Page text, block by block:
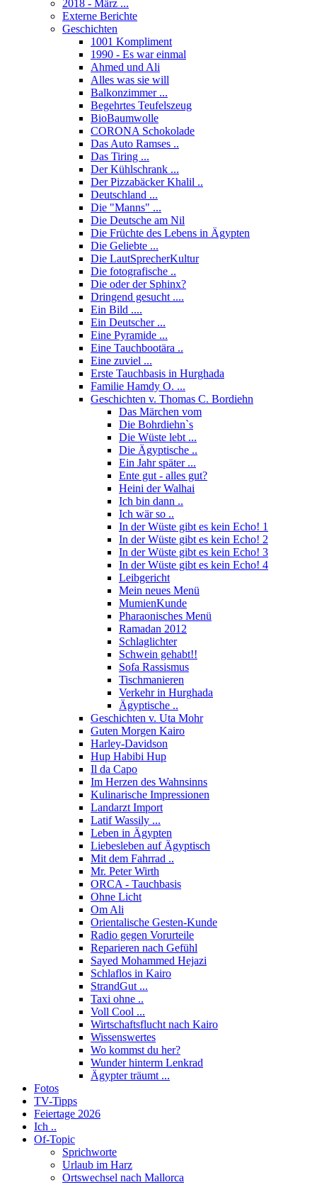
2018 - März ...
Externe Berichte
Geschichten
1001 Kompliment
1990 - Es war einmal
Ahmed und Ali
Alles was sie will
Balkonzimmer ...
Begehrtes Teufelszeug
BioBaumwolle
CORONA Schokolade
Das Auto Ramses ..
Das Tiring ...
Der Kühlschrank ...
Der Pizzabäcker Khalil ..
Deutschland ...
Die "Manns" ...
Die Deutsche am Nil
Die Früchte des Lebens in Ägypten
Die Geliebte ...
Die LautSprecherKultur
Die fotografische ..
Die oder der Sphinx?
Dringend gesucht ....
Ein Bild ....
Ein Deutscher ...
Eine Pyramide ...
Eine Tauchbootära ..
Eine zuviel ...
Erste Tauchbasis in Hurghada
Familie Hamdy O. ...
Geschichten v. Thomas C. Bordiehn
Das Märchen vom
Die Bohrdiehn`s
Die Wüste lebt ...
Die Ägyptische ..
Ein Jahr später ...
Ente gut - alles gut?
Heini der Walhai
Ich bin dann ..
Ich wär so ..
In der Wüste gibt es kein Echo! 1
In der Wüste gibt es kein Echo! 2
In der Wüste gibt es kein Echo! 3
In der Wüste gibt es kein Echo! 4
Leibgericht
Mein neues Menü
MumienKunde
Pharaonisches Menü
Ramadan 2012
Schlaglichter
Schwein gehabt!!
Sofa Rassismus
Tischmanieren
Verkehr in Hurghada
Ägyptische ..
Geschichten v. Uta Mohr
Guten Morgen Kairo
Harley-Davidson
Hup Habibi Hup
Il da Capo
Im Herzen des Wahnsinns
Kulinarische Impressionen
Landarzt Import
Latif Wassily ...
Leben in Ägypten
Liebesleben auf Ägyptisch
Mit dem Fahrrad ..
Mr. Peter Wirth
ORCA - Tauchbasis
Ohne Licht
Om Ali
Orientalische Gesten-Kunde
Radio gegen Vorurteile
Reparieren nach Gefühl
Sayed Mohammed Hejazi
Schlaflos in Kairo
StrandGut ...
Taxi ohne ..
Voll Cool ...
Wirtschaftsflucht nach Kairo
Wissenswertes
Wo kommst du her?
Wunder hinterm Lenkrad
Ägypter träumt ...
Fotos
TV-Tipps
Feiertage 2026
Ich ..
Of-Topic
Sprichworte
Urlaub im Harz
Ortswechsel nach Mallorca